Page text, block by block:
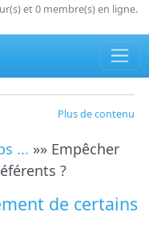
et 0 membre(s) en ligne.
Plus de contenu
... »» Empêcher
?
de certains